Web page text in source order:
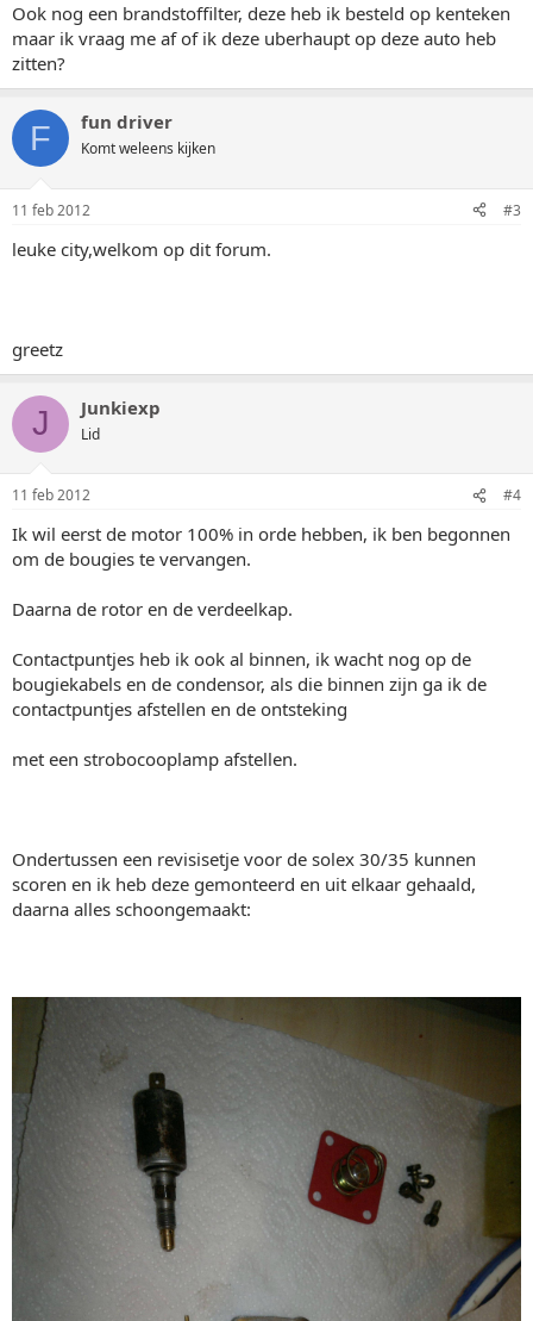
Ook nog een brandstoffilter, deze heb ik besteld op kenteken
maar ik vraag me af of ik deze uberhaupt op deze auto heb
zitten?
F fun driver
Komt weleens kijken
11 feb 2012 #3
leuke city,welkom op dit forum.
greetz
J Junkiexp
Lid
11 feb 2012 #4
Ik wil eerst de motor 100% in orde hebben, ik ben begonnen
om de bougies te vervangen.
Daarna de rotor en de verdeelkap.
Contactpuntjes heb ik ook al binnen, ik wacht nog op de
bougiekabels en de condensor, als die binnen zijn ga ik de
contactpuntjes afstellen en de ontsteking
met een strobocooplamp afstellen.
Ondertussen een revisisetje voor de solex 30/35 kunnen
scoren en ik heb deze gemonteerd en uit elkaar gehaald,
daarna alles schoongemaakt: